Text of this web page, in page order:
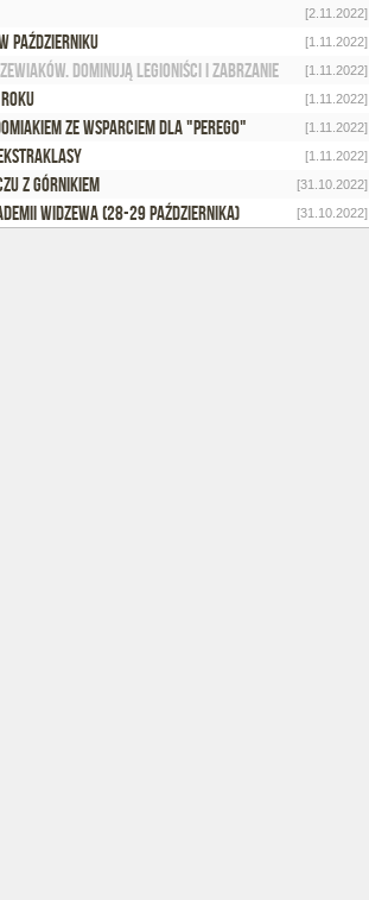
[2.11.2022]
październiku [1.11.2022]
Dominują legioniści i zabrzanie [1.11.2022]
roku [1.11.2022]
ze wsparciem dla "Perego" [1.11.2022]
[1.11.2022]
z Górnikiem [31.10.2022]
Widzewa (28-29 października) [31.10.2022]